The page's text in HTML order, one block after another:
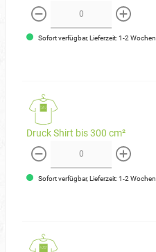
weniger mehr
Sofort verfügbar, Lieferzeit: 1-2 Wochen
Druck Shirt bis 300 cm²
weniger mehr
Sofort verfügbar, Lieferzeit: 1-2 Wochen